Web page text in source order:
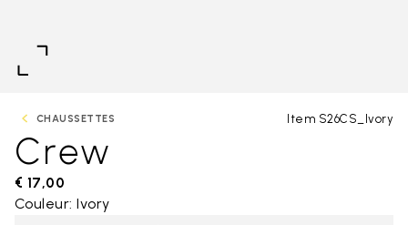
CHAUSSETTES Item S26CS_Ivory
Crew
€ 17,00
Couleur: Ivory